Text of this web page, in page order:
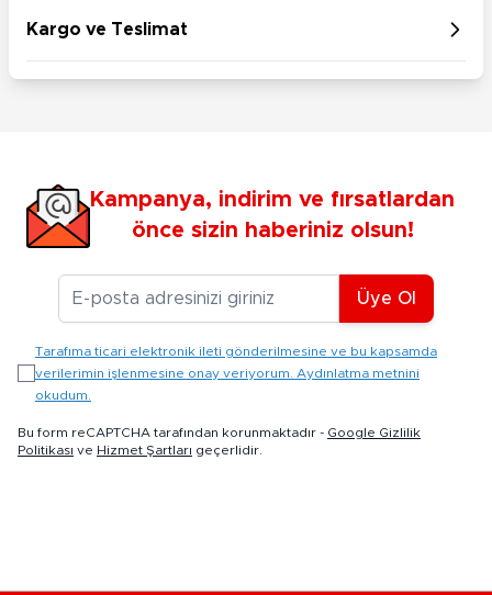
Kargo ve Teslimat
Kampanya, indirim ve fırsatlardan
önce sizin haberiniz olsun!
E-posta Adresiniz
Üye Ol
Tarafıma ticari elektronik ileti gönderilmesine ve bu kapsamda
verilerimin işlenmesine onay veriyorum. Aydınlatma metnini
okudum.
Bu form reCAPTCHA tarafından korunmaktadır - Google Gizlilik
Politikası ve Hizmet Şartları geçerlidir.